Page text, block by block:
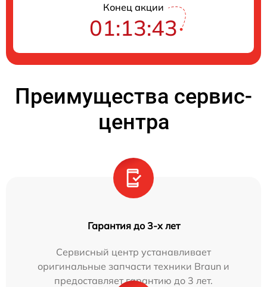
Конец акции
01:13:42
Преимущества сервис-
центра
Гарантия до 3-х лет
Сервисный центр устанавливает
оригинальные запчасти техники Braun и
предоставляет гарантию до 3 лет.